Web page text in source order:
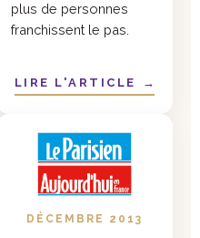
plus de personnes
franchissent le pas.
LIRE L'ARTICLE →
DÉCEMBRE 2013